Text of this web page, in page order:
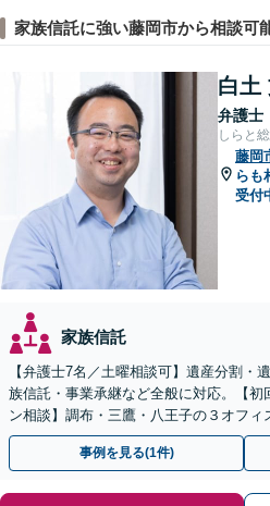
家族信託に強い藤岡市から相談可
白土
弁護士
しらと
藤岡
らも
受付
家族信託
【弁護士7名／土曜相談可】遺産分割・
族信託・事業承継など全般に対応。【
ン相談】調布・三鷹・八王子の３オフ
談など有料相談になるものもございます
事例を見る(1件)